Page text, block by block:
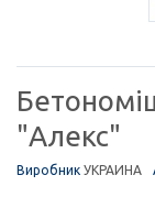
"Алекс"
Виробник УКРАИНА